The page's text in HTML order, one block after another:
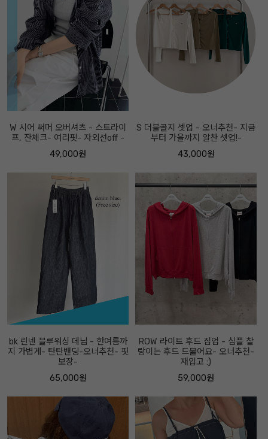
W 시어 써머 오버셔츠 - 스트라이
프, 잔체크- 여리핏- 자외선off -
49,000원
S 더블골지 셋업 - 오너추천- 지금
부터 가을까지 알찬 셋업!-
43,000원
bk 린넨 블루워싱 데님 - 한여름까
지 가볍게- 탄탄밴딩-오너추천- 핏
보장-
65,000원
ROW 라이트 후드 집업 - 심플 찰
랑이는 후드 드물어요- 오너추천-
재입고 :)
59,000원